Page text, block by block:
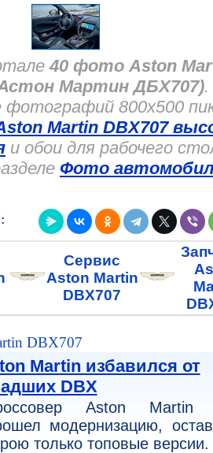
40 фото Aston
Мартин ДБХ707).
фотографий 800x500
Martin DBX707
и обои для рабочего
Фото
Сервис
Aston Martin
DBX707
DBX707
Martin избавился от
DBX
Aston Martin
модернизацию,
только топовые версии.